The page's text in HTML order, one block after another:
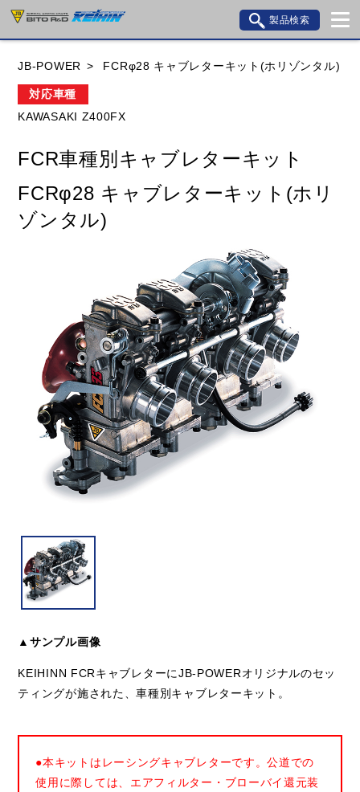
製品検索
HUSQVANA
閉じる
JB-POWER FCRφ28 キャブレターキット(ホリゾンタル)
対応車種
KAWASAKI Z400FX
FCR車種別キャブレターキット
FCRφ28 キャブレターキット(ホリ
ゾンタル)
▲サンプル画像
KEIHINN FCRキャブレターにJB-POWERオリジナルのセッ
ティングが施された、車種別キャブレターキット。
●本キットはレーシングキャブレターです。公道での
使用に際しては、エアフィルター・ブローバイ還元装